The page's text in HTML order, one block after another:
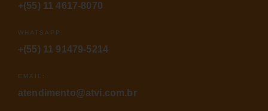
+(55) 11 4617-8070
WHATSAPP:
+(55) 11 91479-5214
EMAIL:
atendimento@atvi.com.br